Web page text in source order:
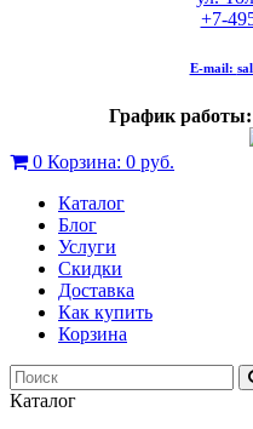
+7-
E-mail:
График работы:
0 Корзина: 0 руб.
Каталог
Блог
Услуги
Скидки
Доставка
Как купить
Корзина
Каталог